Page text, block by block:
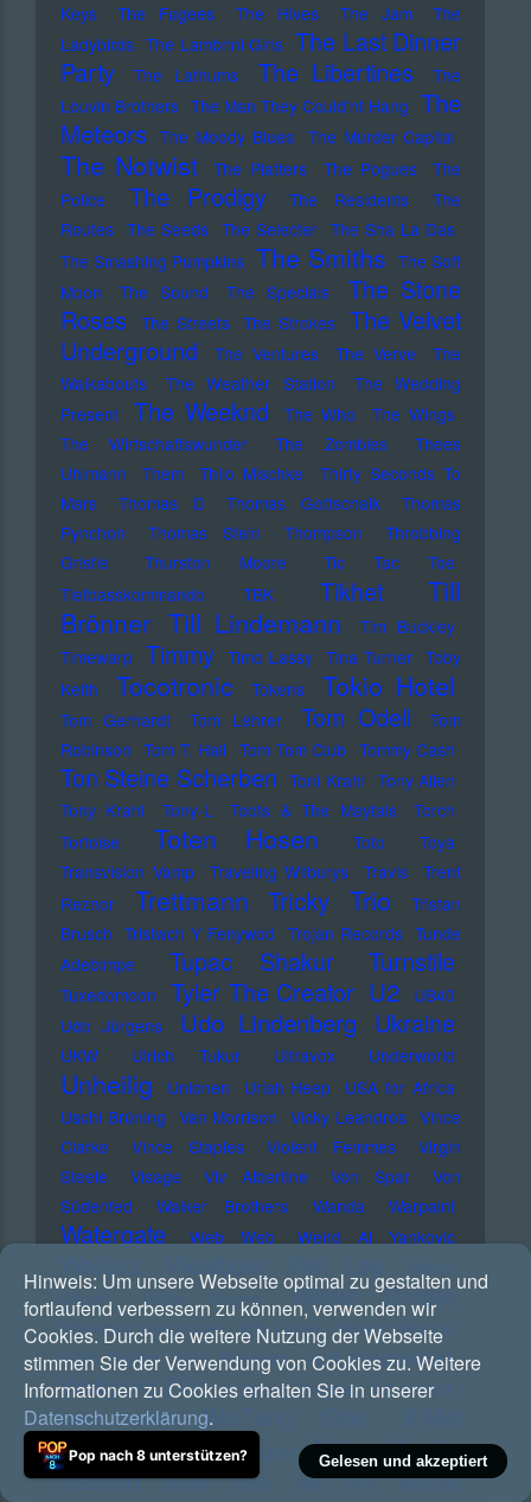
Keys
The Fugees The Hives The Jam
The
Ladybirds The Lambrini Girls The Last Dinner
Party
The Lathums The Libertines
The
Louvin Brothers The Man They Could'nt Hang The
Meteors The Moody Blues The Murder Capital
The Notwist The Platters The Pogues
The
Police
The Prodigy The Residents
The
Routes The Seeds The Selecter The Sha La Das
The Smashing Pumpkins The Smiths The Soft
Moon
The Sound The Specials
The Stone
Roses
The Streets The Strokes
The Velvet
Underground
The Ventures The Verve
The
Walkabouts
The Weather Station
The Wedding
Present
The Weeknd The Who
The Wings
The Wirtschaftswunder
The Zombies
Thees
Uhlmann
Them Thilo Mischke
Thirty Seconds To
Mars
Thomas D Thomas Gottschalk
Thomas
Pynchon
Thomas Stein Thompson
Throbbing
Gristle
Thurston Moore
Tic Tac Toe
Tiefbasskommando TBK
Tikhet
Till
Brönner Till Lindemann
Tim Buckley
Timewarp Timmy Timo Lassy Tina Turner Toby
Keith
Tocotronic Tokens Tokio Hotel
Tom Gerhardt Tom Lehrer Tom Odell
Tom
Robinson Tom T. Hall Tom Tom Club Tommy Cash
Ton Steine Scherben Toni Krahl Tony Allen
Tony Krahl
Tony-L Toots & The Maytals
Torch
Tortoise
Toten Hosen Toto
Toya
Transvision Vamp
Traveling Wilburys Travis
Trent
Reznor
Trettmann Tricky Trio
Tristan
Brusch Tristwch Y Fenywod Trojan Records Tunde
Adebimpe
Tupac Shakur Turnstile
Tuxedomoon Tyler The Creator U2
UB40
Udo Jürgens
Udo Lindenberg Ukraine
UKW Ulrich Tukur Ultravox Underworld
Unheilig Unionen Uriah Heep
USA for Africa
Uschi Brüning Van Morrison Vicky Leandros Vince
Clarke
Vince Staples Violent Femmes
Virgin
Steele
Visage Viv Albertine Von Spar
Von
Südenfed
Walker Brothers Wanda Warpaint
Watergate Web Web Weird Al Yankovic
Wham!
White Stripes Wiglaf Droste
Wildecker Herzbuben Will Ferrell
William Shatner
Willie Nelson
Wolf Biermann Wolf Wondratschek
Wolfgang Flür Wolfgang Zechner Woodstock
World Party
Wu-Tang Clan
Deutschland
X-Ray Spex Xatar Xavier
Naidoo
Yassin Yeule Yoko Ono Yousuke
Hinweis: Um unsere Webseite optimal zu gestalten und
fortlaufend verbessern zu können, verwenden wir
Cookies. Durch die weitere Nutzung der Webseite
stimmen Sie der Verwendung von Cookies zu. Weitere
Informationen zu Cookies erhalten Sie in unserer
Datenschutzerklärung.
Gelesen und akzeptiert
Pop nach 8 unterstützen?